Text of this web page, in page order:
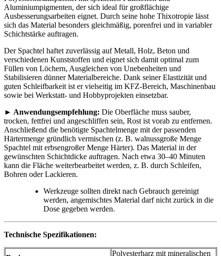
Aluminiumpigmenten, der sich ideal für großflächige
Ausbesserungsarbeiten eignet. Durch seine hohe Thixotropie lässt
sich das Material besonders gleichmäßig, porenfrei und in variabler
Schichtstärke auftragen.
Der Spachtel haftet zuverlässig auf Metall, Holz, Beton und
verschiedenen Kunststoffen und eignet sich damit optimal zum
Füllen von Löchern, Ausgleichen von Unebenheiten und
Stabilisieren dünner Materialbereiche. Dank seiner Elastizität und
guten Schleifbarkeit ist er vielseitig im KFZ-Bereich, Maschinenbau
sowie bei Werkstatt- und Hobbyprojekten einsetzbar.
► Anwendungsempfehlung: Die Oberfläche muss sauber,
trocken, fettfrei und angeschliffen sein, Rost ist vorab zu entfernen.
Anschließend die benötigte Spachtelmenge mit der passenden
Härtermenge gründlich vermischen (z. B. walnussgroße Menge
Spachtel mit erbsengroßer Menge Härter). Das Material in der
gewünschten Schichtdicke auftragen. Nach etwa 30–40 Minuten
kann die Fläche weiterbearbeitet werden, z. B. durch Schleifen,
Bohren oder Lackieren.
Werkzeuge sollten direkt nach Gebrauch gereinigt
werden, angemischtes Material darf nicht zurück in die
Dose gegeben werden.
Technische Spezifikationen:
Polyesterharz mit mineralischen